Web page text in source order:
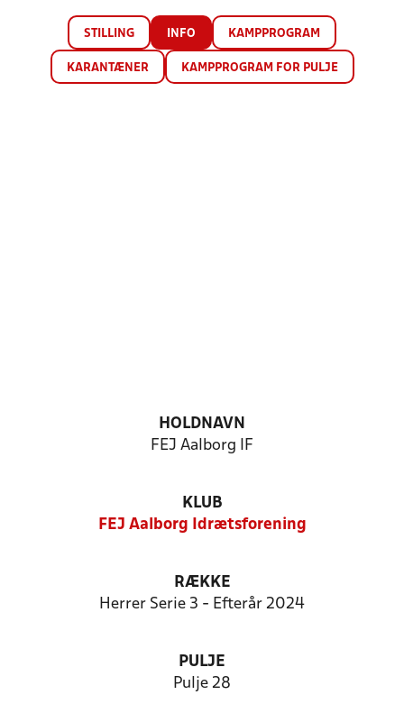
STILLING INFO KAMPPROGRAM
KARANTÆNER KAMPPROGRAM FOR PULJE
HOLDNAVN
FEJ Aalborg IF
KLUB
FEJ Aalborg Idrætsforening
RÆKKE
Herrer Serie 3 - Efterår 2024
PULJE
Pulje 28